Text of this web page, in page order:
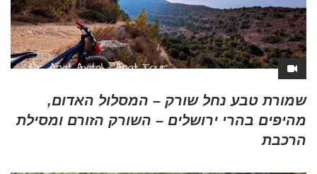
שמורת טבע נחל שורק – המסלול האדום,
מהיפים בהרי ירושלים – השורק הזורם ומסילת
הרכבת